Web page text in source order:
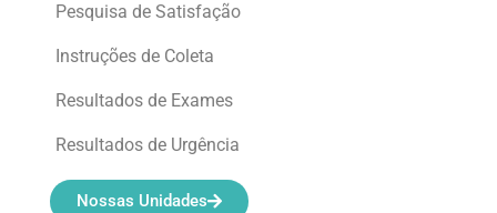
Pesquisa de Satisfação
Instruções de Coleta
Resultados de Exames
Resultados de Urgência
Nossas Unidades